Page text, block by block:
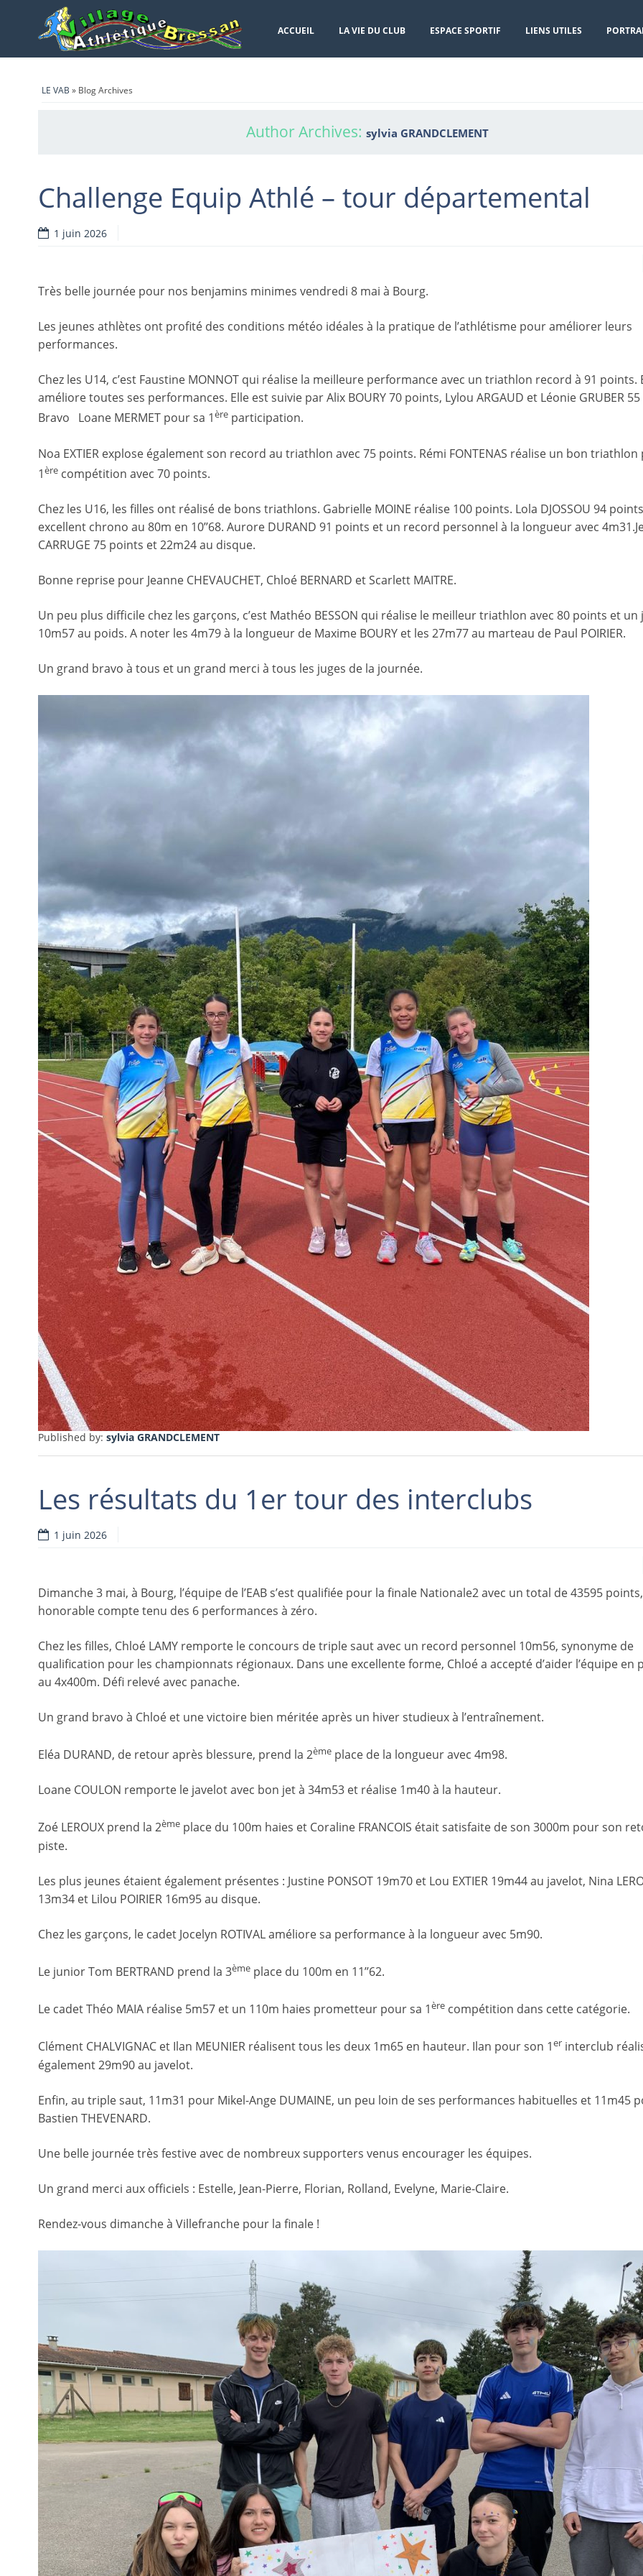
ACCUEIL LA VIE DU CLUB ESPACE SPORTIF LIENS UTILES
LE VAB » Blog Archives
Author Archives: sylvia GRANDCLEMENT
Challenge Equip Athlé – tour départemental
1 juin 2026
Très belle journée pour nos benjamins minimes vendredi 8 mai à Bourg.
Les jeunes athlètes ont profité des conditions météo idéales à la pratique de l’athlétisme pour améliorer leurs
performances.
Chez les U14, c’est Faustine MONNOT qui réalise la meilleure performance avec un triathlon record à 91 points.
améliore toutes ses performances. Elle est suivie par Alix BOURY 70 points, Lylou ARGAUD et Léonie GRUBER
Bravo Loane MERMET pour sa 1ère participation.
Noa EXTIER explose également son record au triathlon avec 75 points. Rémi FONTENAS réalise un bon triathlon
1ère compétition avec 70 points.
Chez les U16, les filles ont réalisé de bons triathlons. Gabrielle MOINE réalise 100 points. Lola DJOSSOU 94
excellent chrono au 80m en 10’’68. Aurore DURAND 91 points et un record personnel à la longueur avec
CARRUGE 75 points et 22m24 au disque.
Bonne reprise pour Jeanne CHEVAUCHET, Chloé BERNARD et Scarlett MAITRE.
Un peu plus difficile chez les garçons, c’est Mathéo BESSON qui réalise le meilleur triathlon avec 80 points et un
10m57 au poids. A noter les 4m79 à la longueur de Maxime BOURY et les 27m77 au marteau de Paul POIRIER.
Un grand bravo à tous et un grand merci à tous les juges de la journée.
Published by: sylvia GRANDCLEMENT
Les résultats du 1er tour des interclubs
1 juin 2026
Dimanche 3 mai, à Bourg, l’équipe de l’EAB s’est qualifiée pour la finale Nationale2 avec un total de 43595
honorable compte tenu des 6 performances à zéro.
Chez les filles, Chloé LAMY remporte le concours de triple saut avec un record personnel 10m56, synonyme de
qualification pour les championnats régionaux. Dans une excellente forme, Chloé a accepté d’aider l’équipe en
au 4x400m. Défi relevé avec panache.
Un grand bravo à Chloé et une victoire bien méritée après un hiver studieux à l’entraînement.
Eléa DURAND, de retour après blessure, prend la 2ème place de la longueur avec 4m98.
Loane COULON remporte le javelot avec bon jet à 34m53 et réalise 1m40 à la hauteur.
Zoé LEROUX prend la 2ème place du 100m haies et Coraline FRANCOIS était satisfaite de son 3000m pour son
piste.
Les plus jeunes étaient également présentes : Justine PONSOT 19m70 et Lou EXTIER 19m44 au javelot, Nina
13m34 et Lilou POIRIER 16m95 au disque.
Chez les garçons, le cadet Jocelyn ROTIVAL améliore sa performance à la longueur avec 5m90.
Le junior Tom BERTRAND prend la 3ème place du 100m en 11’’62.
Le cadet Théo MAIA réalise 5m57 et un 110m haies prometteur pour sa 1ère compétition dans cette catégorie.
Clément CHALVIGNAC et Ilan MEUNIER réalisent tous les deux 1m65 en hauteur. Ilan pour son 1er interclub
également 29m90 au javelot.
Enfin, au triple saut, 11m31 pour Mikel-Ange DUMAINE, un peu loin de ses performances habituelles et 11m45
Bastien THEVENARD.
Une belle journée très festive avec de nombreux supporters venus encourager les équipes.
Un grand merci aux officiels : Estelle, Jean-Pierre, Florian, Rolland, Evelyne, Marie-Claire.
Rendez-vous dimanche à Villefranche pour la finale !